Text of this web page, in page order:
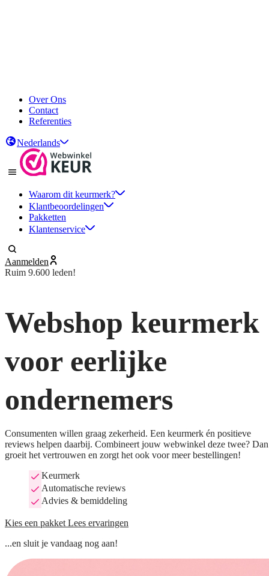
Over Ons
Contact
Referenties
Nederlands
Waarom dit keurmerk?
Klantbeoordelingen
Pakketten
Klantenservice
Aanmelden
Ruim 9.600 leden!
Webshop keurmerk
voor eerlijke
ondernemers
Consumenten willen graag zekerheid. Een keurmerk én positieve
reviews helpen daarbij. Combineert jouw webwinkel deze twee? Dan
groeit het vertrouwen en zorgt het ook voor meer bestellingen!
Keurmerk
Automatische reviews
Advies & bemiddeling
Kies een pakket Lees ervaringen
...en sluit je vandaag nog aan!